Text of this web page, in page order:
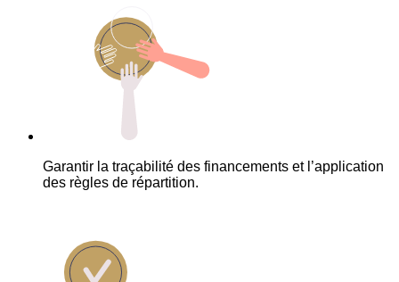
Garantir la traçabilité des financements et l’application
des règles de répartition.